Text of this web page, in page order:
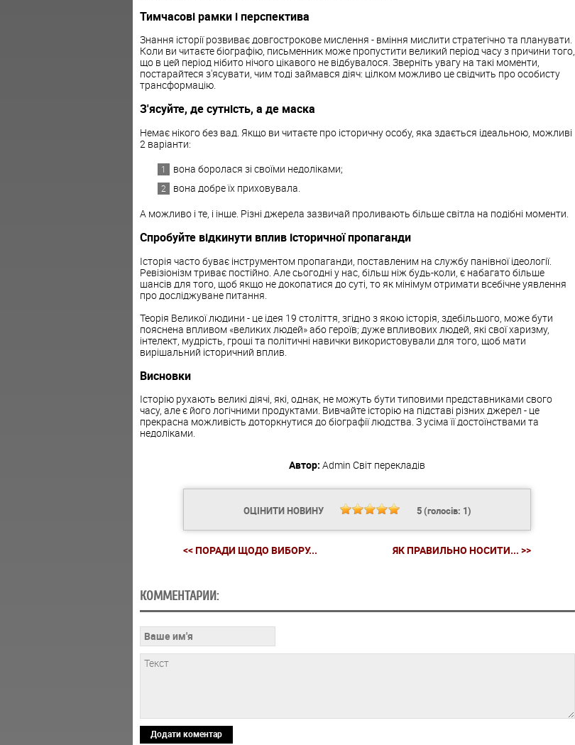
Тимчасові рамки і перспектива
Знання історії розвиває довгострокове мислення - вміння мислити стратегічно та планувати.
Коли ви читаєте біографію, письменник може пропустити великий період часу з причини того,
що в цей період нібито нічого цікавого не відбувалося. Зверніть увагу на такі моменти,
постарайтеся з'ясувати, чим тоді займався діяч: цілком можливо це свідчить про особисту
трансформацію.
З'ясуйте, де сутність, а де маска
Немає нікого без вад. Якщо ви читаєте про історичну особу, яка здається ідеальною, можливі
2 варіанти:
вона боролася зі своїми недоліками;
вона добре їх приховувала.
А можливо і те, і інше. Різні джерела зазвичай проливають більше світла на подібні моменти.
Спробуйте відкинути вплив історичної пропаганди
Історія часто буває інструментом пропаганди, поставленим на службу панівної ідеології.
Ревізіонізм триває постійно. Але сьогодні у нас, більш ніж будь-коли, є набагато більше
шансів для того, щоб якщо не докопатися до суті, то як мінімум отримати всебічне уявлення
про досліджуване питання.
Теорія Великої людини - це ідея 19 століття, згідно з якою історія, здебільшого, може бути
пояснена впливом «великих людей» або героїв; дуже впливових людей, які свої харизму,
інтелект, мудрість, гроші та політичні навички використовували для того, щоб мати
вирішальний історичний вплив.
Висновки
Історію рухають великі діячі, які, однак, не можуть бути типовими представниками свого
часу, але є його логічними продуктами. Вивчайте історію на підставі різних джерел - це
прекрасна можливість доторкнутися до біографії людства. З усіма її достоїнствами та
недоліками.
Автор: Admin Світ перекладів
ОЦІНИТИ НОВИНУ 5(голосів: 1)
<< ПОРАДИ ЩОДО ВИБОРУ... ЯК ПРАВИЛЬНО НОСИТИ... >>
КОММЕНТАРИИ:
Додати коментар